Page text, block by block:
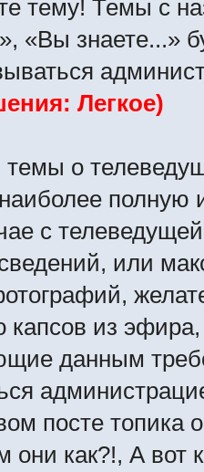
тему! Темы с
«Вы знаете...»
Легкое)
о
с
или
капсов из
данным
посте топика
как?!, А вот